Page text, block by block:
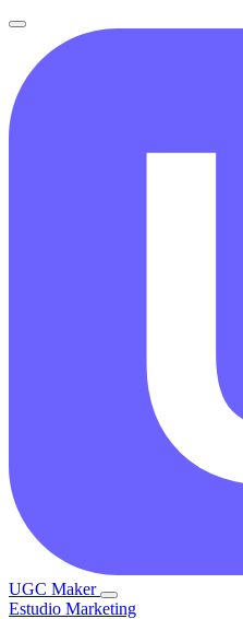
UGC Maker
Estudio Marketing